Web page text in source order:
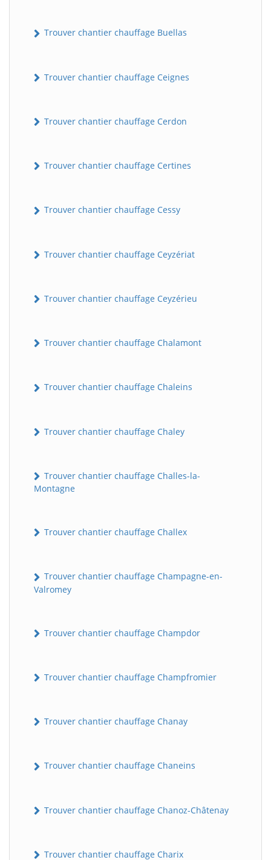
Trouver chantier chauffage Buellas
Trouver chantier chauffage Ceignes
Trouver chantier chauffage Cerdon
Trouver chantier chauffage Certines
Trouver chantier chauffage Cessy
Trouver chantier chauffage Ceyzériat
Trouver chantier chauffage Ceyzérieu
Trouver chantier chauffage Chalamont
Trouver chantier chauffage Chaleins
Trouver chantier chauffage Chaley
Trouver chantier chauffage Challes-la-
Montagne
Trouver chantier chauffage Challex
Trouver chantier chauffage Champagne-en-
Valromey
Trouver chantier chauffage Champdor
Trouver chantier chauffage Champfromier
Trouver chantier chauffage Chanay
Trouver chantier chauffage Chaneins
Trouver chantier chauffage Chanoz-Châtenay
Trouver chantier chauffage Charix